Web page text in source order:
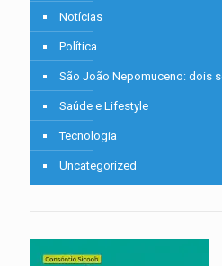
Notícias
Política
São João Nepomuceno: dois
Saúde e Lifestyle
Tecnologia
Uncategorized